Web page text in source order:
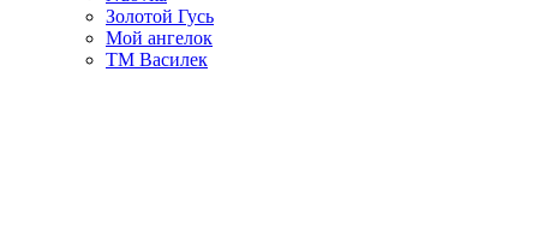
Золотой Гусь
Мой ангелок
ТМ Василек